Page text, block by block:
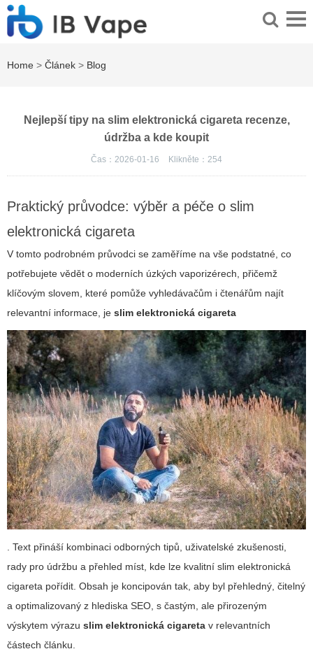
Home > Článek > Blog
Nejlepší tipy na slim elektronická cigareta recenze,
údržba a kde koupit
Čas：2026-01-16 Klikněte： 254
Praktický průvodce: výběr a péče o slim
elektronická cigareta
V tomto podrobném průvodci se zaměříme na vše podstatné, co
potřebujete vědět o moderních úzkých vaporizérech, přičemž
klíčovým slovem, které pomůže vyhledávačům i čtenářům najít
relevantní informace, je slim elektronická cigareta
. Text přináší kombinaci odborných tipů, uživatelské zkušenosti,
rady pro údržbu a přehled míst, kde lze kvalitní slim elektronická
cigareta pořídit. Obsah je koncipován tak, aby byl přehledný, čitelný
a optimalizovaný z hlediska SEO, s častým, ale přirozeným
výskytem výrazu slim elektronická cigareta v relevantních
částech článku.